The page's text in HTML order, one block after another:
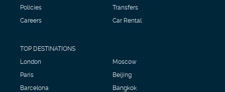
Policies
Careers
Transfers
Car Rental
TOP DESTINATIONS
London
Paris
Barcelona
Moscow
Beijing
Bangkok